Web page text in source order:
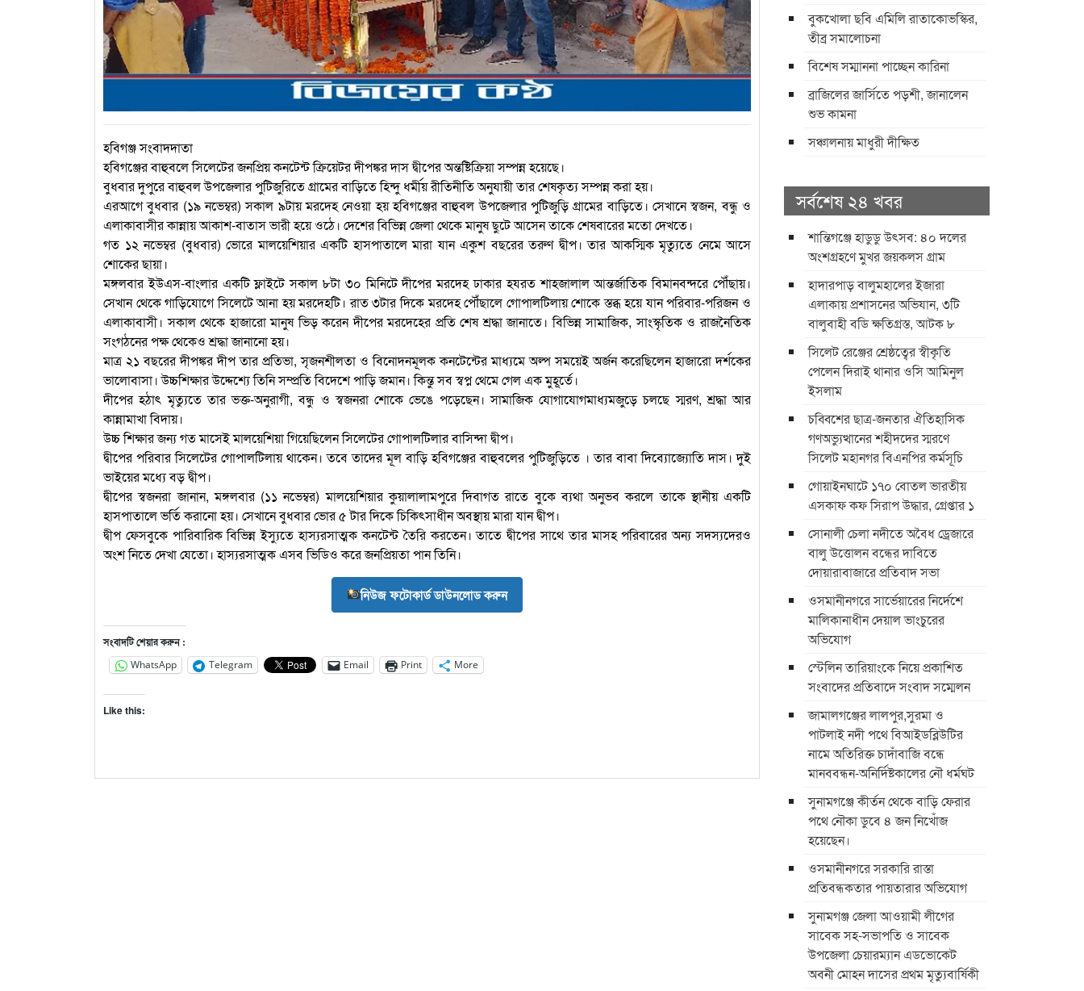
হবিগঞ্জ সংবাদদাতা
হবিগঞ্জের বাহুবলে সিলেটের জনপ্রিয় কনটেন্ট ক্রিয়েটর দীপঙ্কর দাস দ্বীপের অন্তষ্টিক্রিয়া সম্পন্ন হয়েছে।
বুধবার দুপুরে বাহুবল উপজেলার পুটিজুরিতে গ্রামের বাড়িতে হিন্দু ধর্মীয় রীতিনীতি অনুযায়ী তার শেষকৃত্য সম্পন্ন করা হয়।
এরআগে বুধবার (১৯ নভেম্বর) সকাল ৯টায় মরদেহ নেওয়া হয় হবিগঞ্জের বাহুবল উপজেলার পুটিজুড়ি গ্রামের বাড়িতে। সেখানে স্বজন, বন্ধু ও
এলাকাবাসীর কান্নায় আকাশ-বাতাস ভারী হয়ে ওঠে। দেশের বিভিন্ন জেলা থেকে মানুষ ছুটে আসেন তাকে শেষবারের মতো দেখতে।
গত ১২ নভেম্বর (বুধবার) ভোরে মালয়েশিয়ার একটি হাসপাতালে মারা যান একুশ বছরের তরুণ দ্বীপ। তার আকস্মিক মৃত্যুতে নেমে আসে
শোকের ছায়া।
মঙ্গলবার ইউএস-বাংলার একটি ফ্লাইটে সকাল ৮টা ৩০ মিনিটে দীপের মরদেহ ঢাকার হযরত শাহজালাল আন্তর্জাতিক বিমানবন্দরে পৌঁছায়।
সেখান থেকে গাড়িযোগে সিলেটে আনা হয় মরদেহটি। রাত ৩টার দিকে মরদেহ পৌঁছালে গোপালটিলায় শোকে স্তব্ধ হয়ে যান পরিবার-পরিজন ও
এলাকাবাসী। সকাল থেকে হাজারো মানুষ ভিড় করেন দীপের মরদেহের প্রতি শেষ শ্রদ্ধা জানাতে। বিভিন্ন সামাজিক, সাংস্কৃতিক ও রাজনৈতিক
সংগঠনের পক্ষ থেকেও শ্রদ্ধা জানানো হয়।
মাত্র ২১ বছরের দীপঙ্কর দীপ তার প্রতিভা, সৃজনশীলতা ও বিনোদনমূলক কনটেন্টের মাধ্যমে অল্প সময়েই অর্জন করেছিলেন হাজারো দর্শকের
ভালোবাসা। উচ্চশিক্ষার উদ্দেশ্যে তিনি সম্প্রতি বিদেশে পাড়ি জমান। কিন্তু সব স্বপ্ন থেমে গেল এক মুহূর্তে।
দীপের হঠাৎ মৃত্যুতে তার ভক্ত-অনুরাগী, বন্ধু ও স্বজনরা শোকে ভেঙে পড়েছেন। সামাজিক যোগাযোগমাধ্যমজুড়ে চলছে স্মরণ, শ্রদ্ধা আর
কান্নামাখা বিদায়।
উচ্চ শিক্ষার জন্য গত মাসেই মালয়েশিয়া গিয়েছিলেন সিলেটের গোপালটিলার বাসিন্দা দ্বীপ।
দ্বীপের পরিবার সিলেটের গোপালটিলায় থাকেন। তবে তাদের মূল বাড়ি হবিগঞ্জের বাহুবলের পুটিজুড়িতে । তার বাবা দিব্যোজ্যোতি দাস। দুই
ভাইয়ের মধ্যে বড় দ্বীপ।
দ্বীপের স্বজনরা জানান, মঙ্গলবার (১১ নভেম্বর) মালয়েশিয়ার কুয়ালালামপুরে দিবাগত রাতে বুকে ব্যথা অনুভব করলে তাকে স্থানীয় একটি
হাসপাতালে ভর্তি করানো হয়। সেখানে বুধবার ভোর ৫ টার দিকে চিকিৎসাধীন অবস্থায় মারা যান দ্বীপ।
দ্বীপ ফেসবুকে পারিবারিক বিভিন্ন ইস্যুতে হাস্যরসাত্মক কনটেন্ট তৈরি করতেন। তাতে দ্বীপের সাথে তার মাসহ পরিবারের অন্য সদস্যদেরও
অংশ নিতে দেখা যেতো। হাস্যরসাত্মক এসব ভিডিও করে জনপ্রিয়তা পান তিনি।
নিউজ ফটোকার্ড ডাউনলোড করুন
সংবাদটি শেয়ার করুন :
WhatsApp Telegram Email Print More
Like this:
বুকখোলা ছবি এমিলি রাতাকোভস্কির,
তীব্র সমালোচনা
বিশেষ সম্মাননা পাচ্ছেন কারিনা
ব্রাজিলের জার্সিতে পড়শী, জানালেন
শুভ কামনা
সঞ্চালনায় মাধুরী দীক্ষিত
সর্বশেষ ২৪ খবর
শান্তিগঞ্জে হাডুডু উৎসব: ৪০ দলের
অংশগ্রহণে মুখর জয়কলস গ্রাম
হাদারপাড় বালুমহালের ইজারা
এলাকায় প্রশাসনের অভিযান, ৩টি
বালুবাহী বডি ক্ষতিগ্রস্ত, আটক ৮
সিলেট রেঞ্জের শ্রেষ্ঠত্বের স্বীকৃতি
পেলেন দিরাই থানার ওসি আমিনুল
ইসলাম
চব্বিশের ছাত্র-জনতার ঐতিহাসিক
গণঅভ্যুত্থানের শহীদদের স্মরণে
সিলেট মহানগর বিএনপির কর্মসূচি
গোয়াইনঘাটে ১৭০ বোতল ভারতীয়
এসকাফ কফ সিরাপ উদ্ধার, গ্রেপ্তার ১
সোনালী চেলা নদীতে অবৈধ ড্রেজারে
বালু উত্তোলন বন্ধের দাবিতে
দোয়ারাবাজারে প্রতিবাদ সভা
ওসমানীনগরে সার্ভেয়ারের নির্দেশে
মালিকানাধীন দেয়াল ভাংচুরের
অভিযোগ
স্টেলিন তারিয়াংকে নিয়ে প্রকাশিত
সংবাদের প্রতিবাদে সংবাদ সম্মেলন
জামালগঞ্জের লালপুর,সুরমা ও
পাটলাই নদী পথে বিআইডব্লিউটির
নামে অতিরিক্ত চাদাঁবাজি বন্ধে
মানববন্ধন-অনির্দিষ্টকালের নৌ ধর্মঘট
সুনামগঞ্জে কীর্তন থেকে বাড়ি ফেরার
পথে নৌকা ডুবে ৪ জন নিখোঁজ
হয়েছেন।
ওসমানীনগরে সরকারি রাস্তা
প্রতিবন্ধকতার পায়তারার অভিযোগ
সুনামগঞ্জ জেলা আওয়ামী লীগের
সাবেক সহ-সভাপতি ও সাবেক
উপজেলা চেয়ারম্যান এডভোকেট
অবনী মোহন দাসের প্রথম মৃত্যুবার্ষিকী